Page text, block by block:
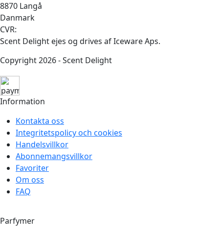
8870 Langå
Danmark
CVR:
Scent Delight ejes og drives af Iceware Aps.
Copyright 2026 - Scent Delight
Information
Kontakta oss
Integritetspolicy och cookies
Handelsvillkor
Abonnemangsvillkor
Favoriter
Om oss
FAQ
Parfymer